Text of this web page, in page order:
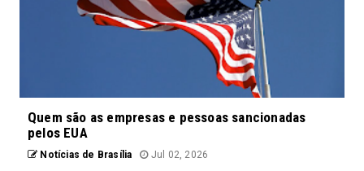
Quem são as empresas e pessoas sancionadas
pelos EUA
Notícias de Brasília Jul 02, 2026